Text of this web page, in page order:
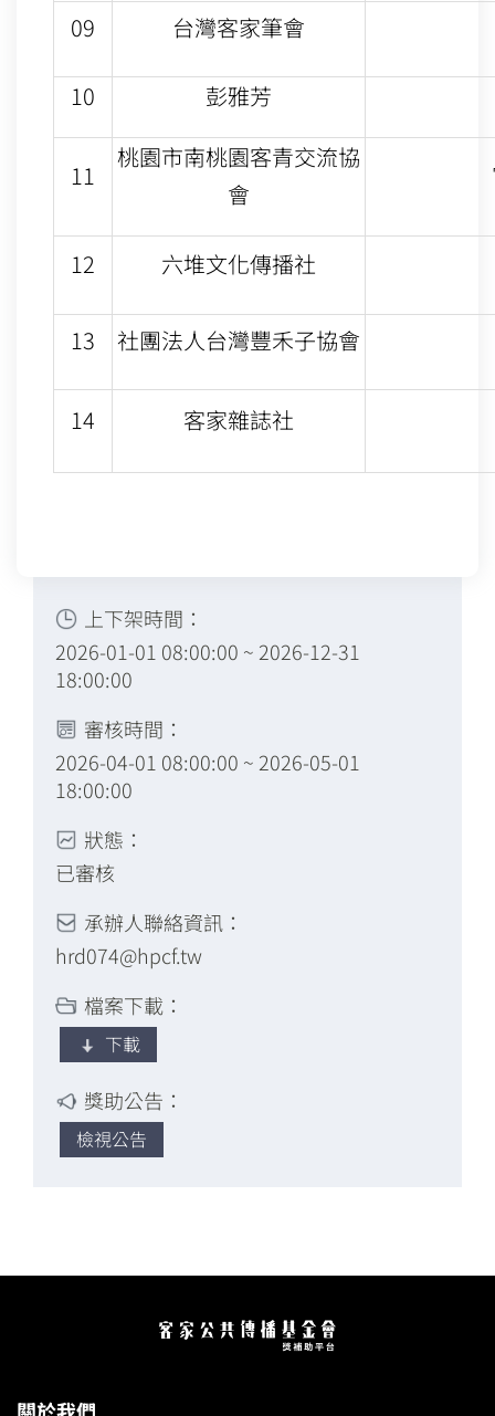
09 台灣客家筆會
10 彭雅芳
11
桃園市南桃園客青交流協
會
12 六堆文化傳播社
13 社團法人台灣豐禾子協會
14 客家雜誌社
上下架時間：
2026-01-01 08:00:00 ~ 2026-12-31
18:00:00
審核時間：
2026-04-01 08:00:00 ~ 2026-05-01
18:00:00
狀態：
已審核
承辦人聯絡資訊：
hrd074@hpcf.tw
檔案下載：
下載
獎助公告：
檢視公告